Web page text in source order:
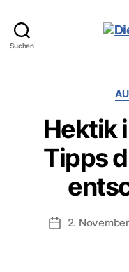
Suchen
Hektik
Tipps
2.